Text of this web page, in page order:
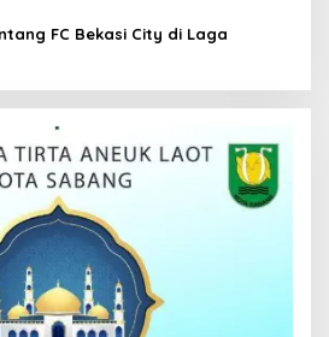
FC Bekasi City di Laga